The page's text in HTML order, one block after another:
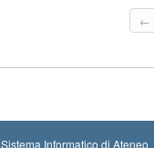
←
Sistema Informatico di Ateneo